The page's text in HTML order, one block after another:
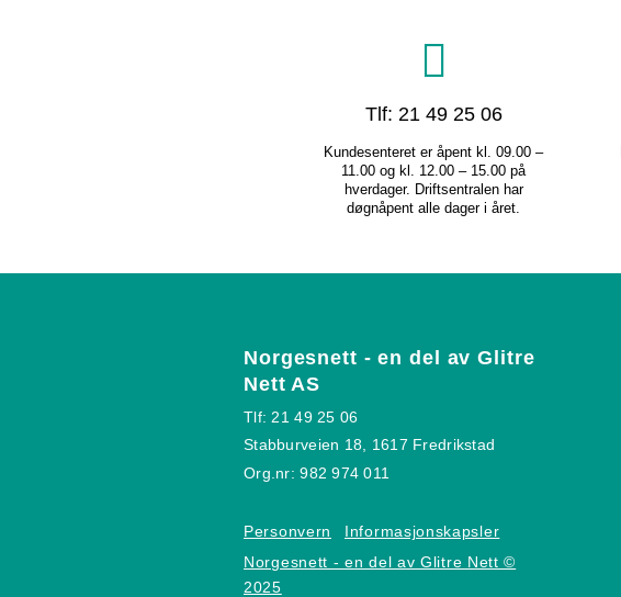
Tlf: 21 49 25 06
Kundesenteret er åpent kl. 09.00 –
11.00 og kl. 12.00 – 15.00 på
hverdager. Driftsentralen har
døgnåpent alle dager i året.
Norgesnett - en del av Glitre
Nett AS
Tlf: 21 49 25 06
Stabburveien 18, 1617 Fredrikstad
Org.nr: 982 974 011
Personvern
Informasjonskapsler
Norgesnett - en del av Glitre Nett ©
2025